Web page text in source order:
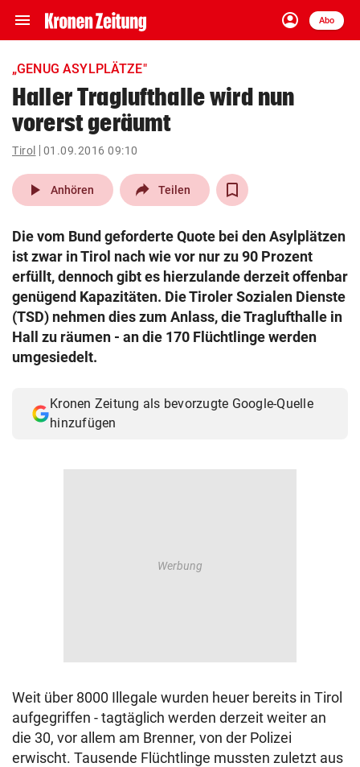
menu Navigation
ein-/ausklappen
account_circle
Anmelden
Abo
close Schließen
account_circle Anmelden
pin_drop
Wien arrow_right
search
Suchbegriff
eingeben
„GENUG ASYLPLÄTZE"
Haller Traglufthalle wird nun
vorerst geräumt
Tirol 01.09.2016 09:10
play_arrow Anhören Teilen
Die vom Bund geforderte Quote bei den Asylplätzen
ist zwar in Tirol nach wie vor nur zu 90 Prozent
erfüllt, dennoch gibt es hierzulande derzeit offenbar
genügend Kapazitäten. Die Tiroler Sozialen Dienste
(TSD) nehmen dies zum Anlass, die Traglufthalle in
Hall zu räumen - an die 170 Flüchtlinge werden
umgesiedelt.
Kronen Zeitung als bevorzugte Google-Quelle
hinzufügen
Weit über 8000 Illegale wurden heuer bereits in Tirol
aufgegriffen - tagtäglich werden derzeit weiter an
die 30, vor allem am Brenner, von der Polizei
erwischt. Tausende Flüchtlinge mussten zuletzt aus